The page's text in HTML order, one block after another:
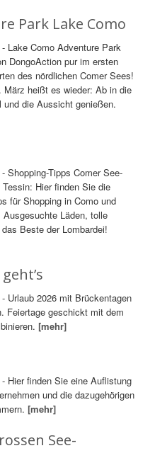
Park Lake Como
Lake Como Adventure Park
DongoAction pur im ersten
des nördlichen Comer Sees!
März heißt es wieder: Ab in die
und die Aussicht genießen.
Shopping-Tipps Comer See-
Tessin: Hier finden Sie die
für Shopping in Como und
Ausgesuchte Läden, tolle
Beste der Lombardei!
Urlaub 2026 mit Brückentagen
Feiertage geschickt mit dem
[mehr]
Hier finden Sie eine Auflistung
und die dazugehörigen
[mehr]
See-